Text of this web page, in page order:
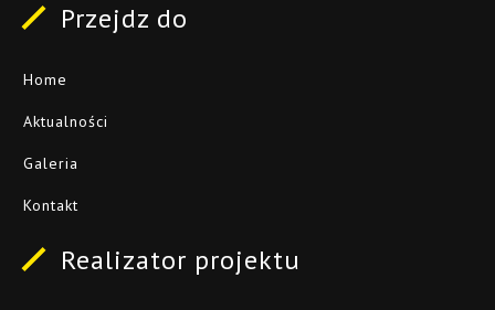
Przejdz do
Home
Aktualności
Galeria
Kontakt
Realizator projektu